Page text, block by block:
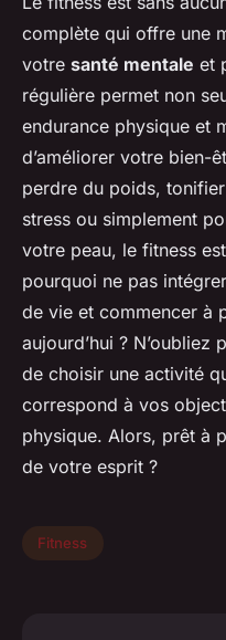
complète qui offre une
votre santé mentale et
régulière permet non
endurance physique et
d’améliorer votre bien-
perdre du poids,
stress ou simplement
votre peau, le fitness
pourquoi ne pas
de vie et commencer à
aujourd’hui ?
de choisir une activité
correspond à vos
physique. Alors, prêt à
de votre esprit ?
Fitness